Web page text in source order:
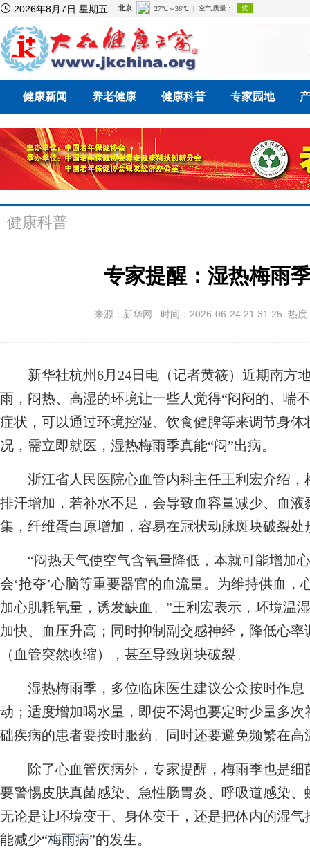
 2026年8月7日 星期五
健康新闻 养老健康 健康科普 专家园地
健康科普
专家提醒：湿热梅雨
来源：新华网 时间：2026-06-24 21:31:25 热
新华社杭州6月24日电（记者黄筱）近期南方
雨，闷热、高湿的环境让一些人觉得“闷闷的、喘
症状，可以通过环境控湿、饮食健脾等来调节身
况，需立即就医，湿热梅雨季真能“闷”出病。
浙江省人民医院心血管内科主任王利宏介绍，
排汗增加，若补水不足，会导致血容量减少、血
集，纤维蛋白原增加，容易在冠状动脉斑块破裂
“闷热天气使空气含氧量降低，本就可能增加
会‘抢夺’心脑等重要器官的血流量。为维持供血
加心肌耗氧量，诱发缺血。”王利宏表示，环境温
加快、血压升高；同时抑制副交感神经，降低心
（血管突然收缩），甚至导致斑块破裂。
湿热梅雨季，多位临床医生建议公众按时作息
动；适度增加喝水量，即使不渴也要定时少量多
础疾病的患者要按时服药。同时还要避免频繁在
除了心血管疾病外，专家提醒，梅雨季也是细
要警惕皮肤真菌感染、急性肠胃炎、呼吸道感染
无论是让环境变干、身体变干，还是把体内的湿
能减少“梅雨病”的发生。